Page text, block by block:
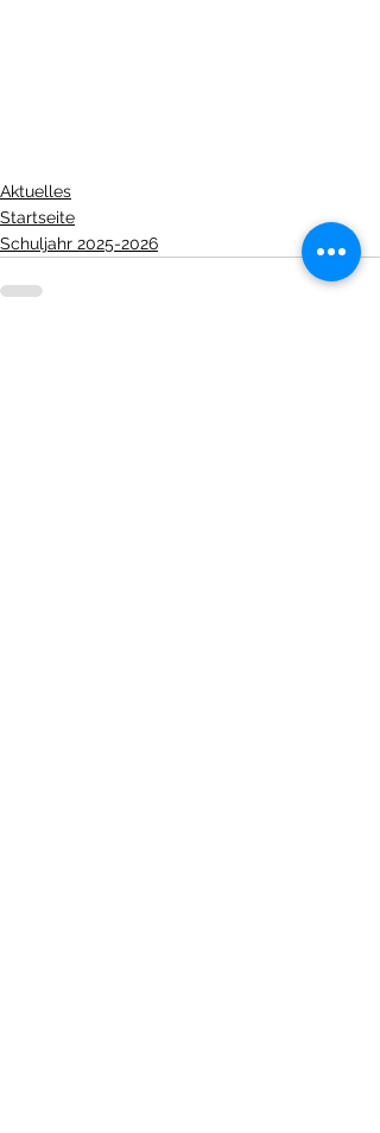
Aktuelles
Startseite
Schuljahr 2025-2026